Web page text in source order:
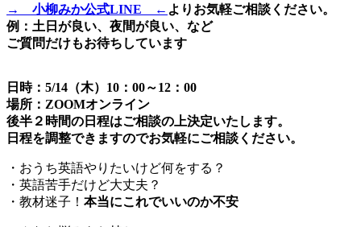
→ 小柳みか公式LINE ← よりお気軽ご相談ください。
例：土日が良い、夜間が良い、など
ご質問だけもお待ちしています
日時：5/14（木）10：00～12：00
場所：ZOOMオンライン
後半２時間の日程はご相談の上決定いたします。
日程を調整できますのでお気軽にご相談ください。
・おうち英語やりたいけど何をする？
・英語苦手だけど大丈夫？
・教材迷子！ 本当にこれでいいのか不安